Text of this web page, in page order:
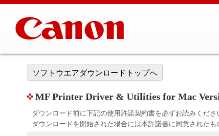
ソフトウエアダウンロードトップへ
MF Printer Driver & Utilities for Mac
ダウンロード前に下記の使用許諾契約書を必ずお読みくださ
ダウンロードを開始された場合には本許諾書に同意された